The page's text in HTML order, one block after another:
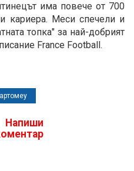
има повече от 700
кариера. Меси спечели и
топка" за най-добрият
France Football.
Напиши